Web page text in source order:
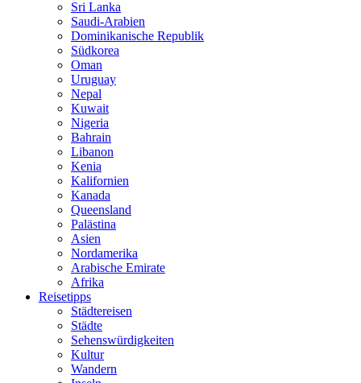
Sri Lanka
Saudi-Arabien
Dominikanische Republik
Südkorea
Oman
Uruguay
Nepal
Kuwait
Nigeria
Bahrain
Libanon
Kenia
Kalifornien
Kanada
Queensland
Palästina
Asien
Nordamerika
Arabische Emirate
Afrika
Reisetipps
Städtereisen
Städte
Sehenswürdigkeiten
Kultur
Wandern